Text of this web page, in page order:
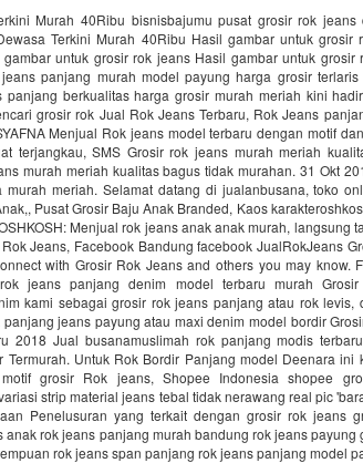
Murah 40Ribu bisnisbajumu pusat grosir rok jeans
Terkini Murah 40Ribu Hasil gambar untuk grosir
untuk grosir rok jeans Hasil gambar untuk grosir
panjang murah model payung harga grosir terlaris
berkualitas harga grosir murah meriah kini
grosir rok Jual Rok Jeans Terbaru, Rok Jeans
Menjual Rok jeans model terbaru dengan motif
terjangkau, SMS Grosir rok jeans murah meriah
murah meriah kualitas bagus tidak murahan. 31 Okt
meriah. Selamat datang di jualanbusana, toko
Pusat Grosir Baju Anak Branded, Kaos
Menjual rok jeans anak anak murah, langsung
Jeans, Facebook Bandung facebook JualRokJeans
with Grosir Rok Jeans and others you may know.
jeans panjang denim model terbaru murah Grosir
kami sebagai grosir rok jeans panjang atau rok levis,
jeans payung atau maxi denim model bordir
2018 Jual busanamuslimah rok panjang modis
Termurah. Untuk Rok Bordir Panjang model Deenara ini
grosir Rok jeans, Shopee Indonesia shopee
strip material jeans tebal tidak nerawang real pic
Penelusuran yang terkait dengan grosir rok jeans
rok jeans panjang murah bandung rok jeans payung
rok jeans span panjang rok jeans panjang model